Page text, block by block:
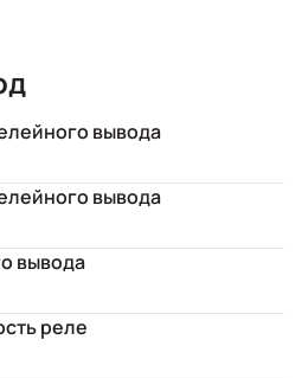
вывода
вывода
вывода
реле